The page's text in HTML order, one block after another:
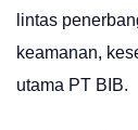
lintas
keamanan,
utama PT BIB.